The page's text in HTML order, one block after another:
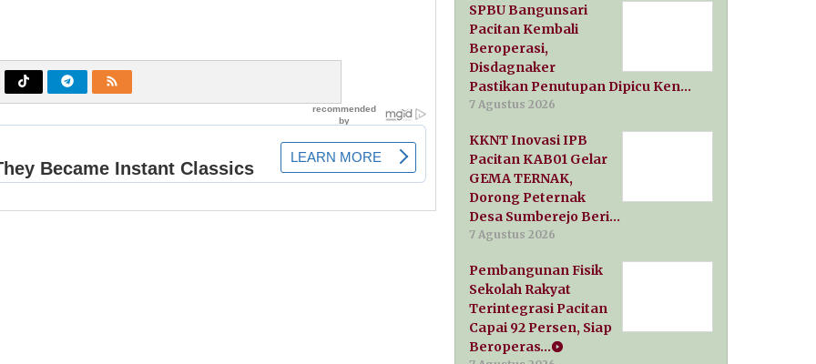
SPBU Bangunsari
Pacitan Kembali
Beroperasi,
Disdagnaker
Pastikan Penutupan Dipicu Ken…
7 Agustus 2026
KKNT Inovasi IPB
Pacitan KAB01 Gelar
GEMA TERNAK,
Dorong Peternak
Desa Sumberejo Beri…
7 Agustus 2026
Pembangunan Fisik
Sekolah Rakyat
Terintegrasi Pacitan
Capai 92 Persen, Siap
Beroperas…